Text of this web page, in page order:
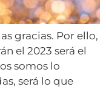
gracias. Por ello,
el 2023 será el
somos lo
será lo que